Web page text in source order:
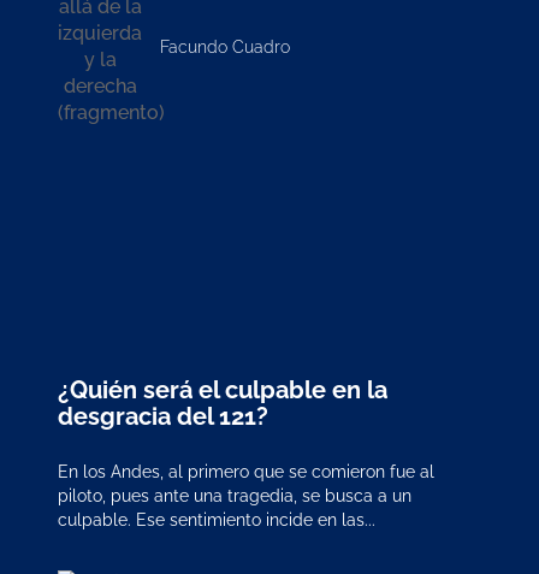
Facundo Cuadro
¿Quién será el culpable en la
desgracia del 121?
En los Andes, al primero que se comieron fue al
piloto, pues ante una tragedia, se busca a un
culpable. Ese sentimiento incide en las...